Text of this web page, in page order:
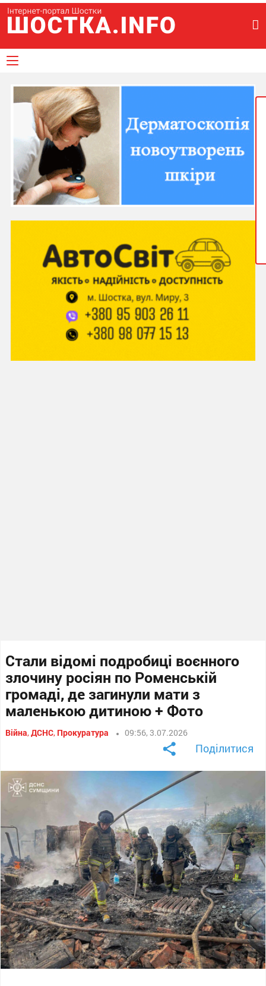
Стали відомі подробиці воєнного
злочину росіян по Роменській
громаді, де загинули мати з
маленькою дитиною + Фото
Війна,ДСНС, Прокуратура 09:56, 3.07.2026
Поділитися